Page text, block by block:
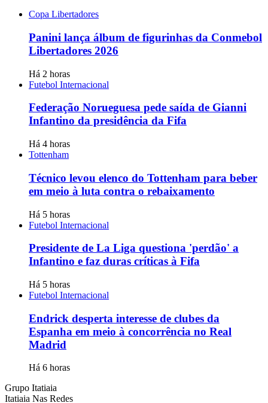
Copa Libertadores
Panini lança álbum de figurinhas da Conmebol
Libertadores 2026
Há 2 horas
Futebol Internacional
Federação Norueguesa pede saída de Gianni
Infantino da presidência da Fifa
Há 4 horas
Tottenham
Técnico levou elenco do Tottenham para beber
em meio à luta contra o rebaixamento
Há 5 horas
Futebol Internacional
Presidente de La Liga questiona 'perdão' a
Infantino e faz duras críticas à Fifa
Há 5 horas
Futebol Internacional
Endrick desperta interesse de clubes da
Espanha em meio à concorrência no Real
Madrid
Há 6 horas
Grupo Itatiaia
Itatiaia Nas Redes